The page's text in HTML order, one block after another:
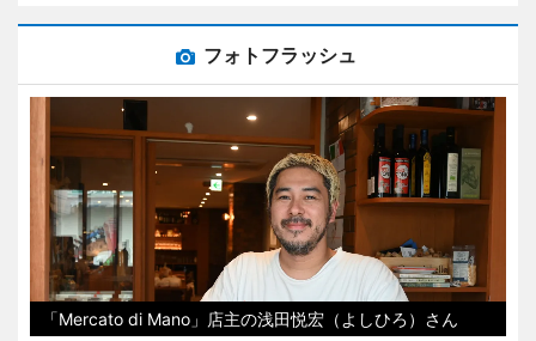
フォトフラッシュ
「Mercato di Mano」店主の浅田悦宏（よしひろ）さん